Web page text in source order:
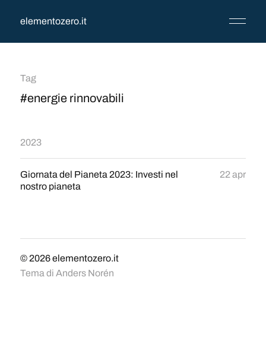
elementozero.it
Tag
#energie rinnovabili
2023
Giornata del Pianeta 2023: Investi nel
nostro pianeta
22 apr
© 2026elementozero.it
Tema di Anders Norén